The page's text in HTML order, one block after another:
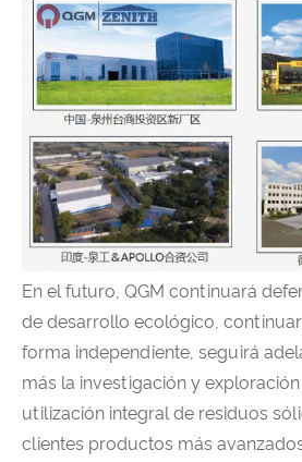
En el futuro, QGM continuará
de desarrollo ecológico,
forma independiente, seguirá
más la investigación y
utilización integral de residuos
clientes productos más